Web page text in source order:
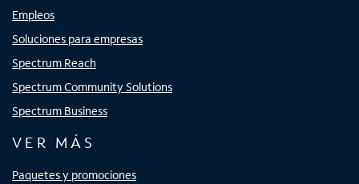
Empleos
Soluciones para empresas
Spectrum Reach
Spectrum Community Solutions
Spectrum Business
VER MÁS
Paquetes y promociones